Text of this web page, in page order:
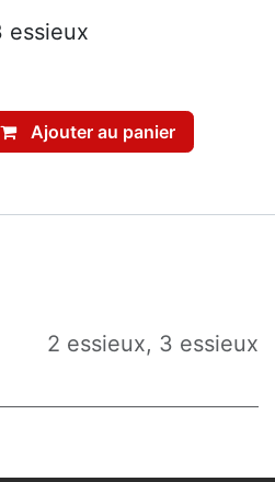
essieux
Ajouter au panier
2 essieux, 3 essieux